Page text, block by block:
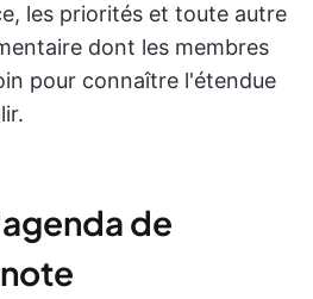
les priorités et toute autre
dont les membres
pour connaître l'étendue
de